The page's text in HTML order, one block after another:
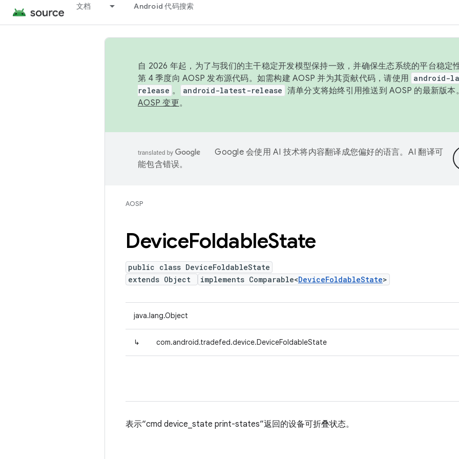
文档 Android 代码搜索
自 2026 年起，为了与我们的主干稳定开发模型保持一致，并确保生态系统的平台稳定
第 4 季度向 AOSP 发布源代码。如需构建 AOSP 并为其贡献代码，请使用 android-
release 。 android-latest-release 清单分支将始终引用推送到 AOSP 的最新版
AOSP 变更。
Google 会使用 AI 技术将内容翻译成您偏好的语言。AI 翻译可
能包含错误。
AOSP
DeviceFoldableState
public class DeviceFoldableState
extends Object
implements Comparable<DeviceFoldableState>
java.lang.Object
↳ com.android.tradefed.device.DeviceFoldableState
表示“cmd device_state print-states”返回的设备可折叠状态。